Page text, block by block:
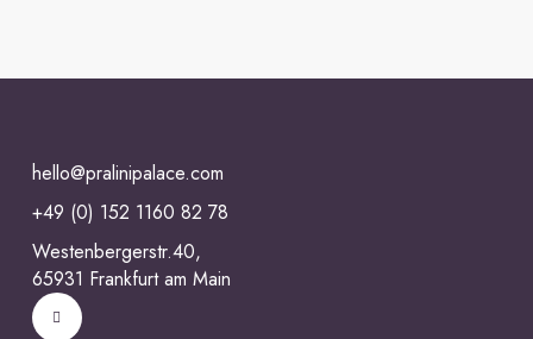
hello@pralinipalace.com
+49 (0) 152 1160 82 78
Westenbergerstr.40,
65931 Frankfurt am Main